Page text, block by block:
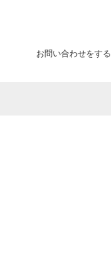
お問い合わせをする